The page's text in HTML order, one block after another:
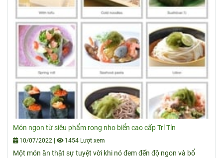
Món ngon từ siêu phẩm rong nho biển cao cấp Trí Tín
10/07/2022 | 1454 Lượt xem
Một món ăn thật sự tuyệt vời khi nó đem đến độ ngon và bổ